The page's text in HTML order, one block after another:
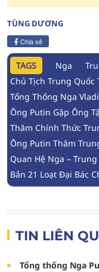
TÙNG DƯƠNG
Chia sẻ
TAGS Nga
Chủ Tịch Trung Quốc
Tổng Thống Nga
Ông Putin Gặp Ông
Thăm Chính Thức
Ông Putin Thăm
Quan Hệ Nga – Trung
Bắn 21 Loạt Đại Bác
TIN LIÊN
Tổng thống Nga